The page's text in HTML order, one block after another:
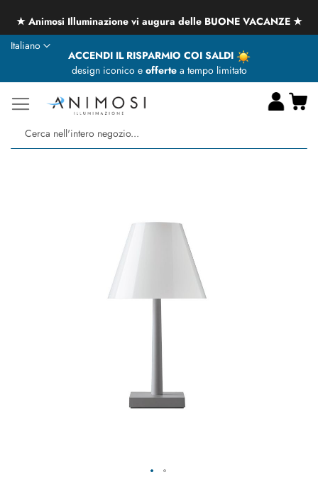
★ Animosi Illuminazione vi augura delle BUONE VACANZE ★
ACCENDI IL RISPARMIO COI SALDI
design iconico e offertea tempo limitato
Lingua
Italiano